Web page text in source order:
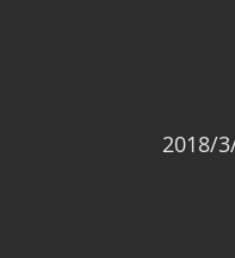
America
2018/